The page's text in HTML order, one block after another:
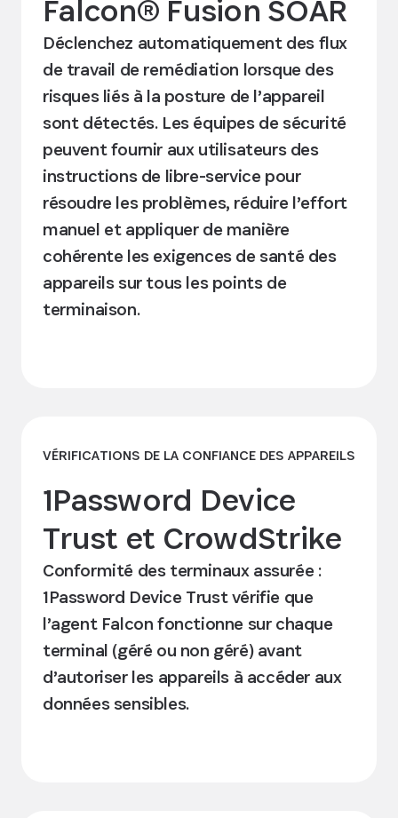
Falcon® Fusion SOAR
Déclenchez automatiquement des flux
de travail de remédiation lorsque des
risques liés à la posture de l’appareil
sont détectés. Les équipes de sécurité
peuvent fournir aux utilisateurs des
instructions de libre-service pour
résoudre les problèmes, réduire l’effort
manuel et appliquer de manière
cohérente les exigences de santé des
appareils sur tous les points de
terminaison.
VÉRIFICATIONS DE LA CONFIANCE DES APPAREILS
1Password Device
Trust et CrowdStrike
Conformité des terminaux assurée :
1Password Device Trust vérifie que
l’agent Falcon fonctionne sur chaque
terminal (géré ou non géré) avant
d’autoriser les appareils à accéder aux
données sensibles.